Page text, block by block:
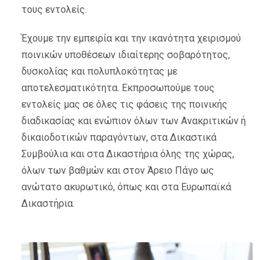
τους εντολείς.
Έχουμε την εμπειρία και την ικανότητα χειρισμού
ποινικών υποθέσεων ιδιαίτερης σοβαρότητος,
δυσκολίας και πολυπλοκότητας με
αποτελεσματικότητα. Εκπροσωπούμε τους
εντολείς μας σε όλες τις φάσεις της ποινικής
διαδικασίας και ενώπιον όλων των Ανακριτικών ή
δικαιοδοτικών παραγόντων, στα Δικαστικά
Συμβούλια και στα Δικαστήρια όλης της χώρας,
όλων των βαθμών και στον Άρειο Πάγο ως
ανώτατο ακυρωτικό, όπως και στα Ευρωπαϊκά
Δικαστήρια.